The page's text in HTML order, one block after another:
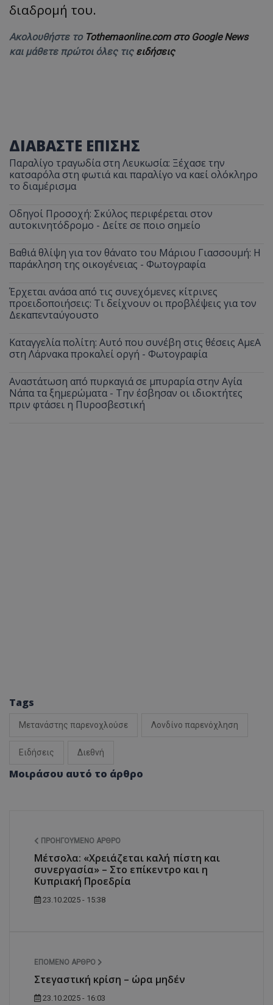
διαδρομή του.
Ακολουθήστε το Tothemaonline.com στο Google News
και μάθετε πρώτοι όλες τις ειδήσεις
ΔΙΑΒΑΣΤΕ ΕΠΙΣΗΣ
Παραλίγο τραγωδία στη Λευκωσία: Ξέχασε την
κατσαρόλα στη φωτιά και παραλίγο να καεί ολόκληρο
το διαμέρισμα
Οδηγοί Προσοχή: Σκύλος περιφέρεται στον
αυτοκινητόδρομο - Δείτε σε ποιο σημείο
Βαθιά θλίψη για τον θάνατο του Μάριου Γιασσουμή: Η
παράκληση της οικογένειας - Φωτογραφία
Έρχεται ανάσα από τις συνεχόμενες κίτρινες
προειδοποιήσεις: Τι δείχνουν οι προβλέψεις για τον
Δεκαπενταύγουστο
Καταγγελία πολίτη: Αυτό που συνέβη στις θέσεις ΑμεΑ
στη Λάρνακα προκαλεί οργή - Φωτογραφία
Αναστάτωση από πυρκαγιά σε μπυραρία στην Αγία
Νάπα τα ξημερώματα - Την έσβησαν οι ιδιοκτήτες
πριν φτάσει η Πυροσβεστική
Tags
Μετανάστης παρενοχλούσε Λονδίνο παρενόχληση
Ειδήσεις Διεθνή
Μοιράσου αυτό το άρθρο
ΠΡΟΗΓΟΎΜΕΝΟ ΆΡΘΡΟ
Μέτσολα: «Χρειάζεται καλή πίστη και
συνεργασία» – Στο επίκεντρο και η
Κυπριακή Προεδρία
23.10.2025 - 15:38
ΕΠΌΜΕΝΟ ΆΡΘΡΟ
Στεγαστική κρίση – ώρα μηδέν
23.10.2025 - 16:03